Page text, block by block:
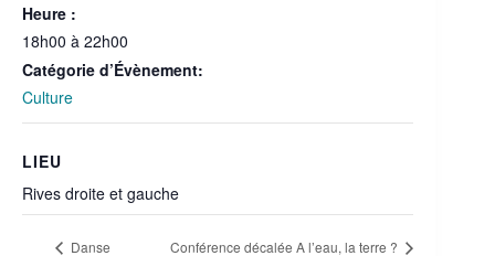
Heure :
18h00 à 22h00
Catégorie d’Évènement:
Culture
LIEU
Rives droite et gauche
Danse Conférence décalée A l’eau, la terre ?